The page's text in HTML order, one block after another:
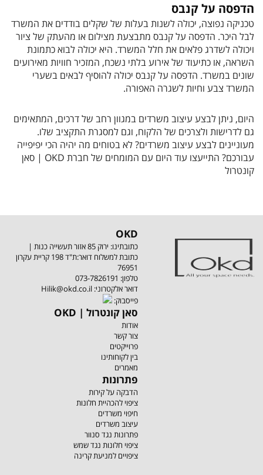
הדפסה על קנבס
טכניקה נפוצה, יכולה לשנות בעלות של שקלים בודדים את המשרד
לבל היכר. הדפסה על קנבס מתבצעת מצילום או מהעתק של ציור
ויכולה לשדרג פלאים את חלל המשרד. היא יכולה לבוא כתמונת
השראה, או כתיעוד של אירוע בלתי נשכח, המזכיר חוויות מאירועים
שונים במשרד. הדפסה על קנבס יכולה להוסיף לבאים בשערי
המשרד צבע וחיות לשגרה האפורה.
היום, ניתן לבצע עיצוב משרדים במגוון רחב של דרכים, המתאימים
גם לדרישות ולצרכים של הלקוח, וגם למסגרת התקציב שלו.
מעוניינים לבצע עיצוב משרדים? לא בטוחים מה יהיה הכי יפיפייה
עבורכם? התייעצו עוד היום עם המומחים של חברת OKD | סאן
קונטרול
OKD
כתובתינו: ירוק 85 אזור תעשייה כנות |
כתובת למשלוח דואר:ת"ד 198 קריית עקרון
76951
טלפון: 073-7826191
Hilik@okd.co.il :דואר אלקטרוני
:פייסבוק
OKD | סאן קונטרול
אודות
צור קשר
פרוייקטים
בין לקוחותינו
מאמרים
פתרונות
הדבקה על קירות
ציפוי להכהיית חלונות
חיפוי משרדים
עיצוב משרדים
פתרונות נגד סנוור
ציפוי חלונות נגד שמש
ציפויים למניעת קרינה